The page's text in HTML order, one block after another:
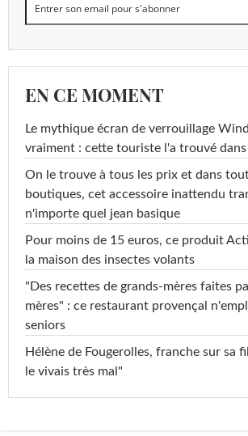
EN CE MOMENT
Le mythique écran de verrouillage
vraiment : cette touriste l'a trouvé dans
On le trouve à tous les prix et dans
boutiques, cet accessoire inattendu
n'importe quel jean basique
Pour moins de 15 euros, ce produit
la maison des insectes volants
"Des recettes de grands-mères faites
mères" : ce restaurant provençal
seniors
Hélène de Fougerolles, franche sur sa
le vivais très mal"